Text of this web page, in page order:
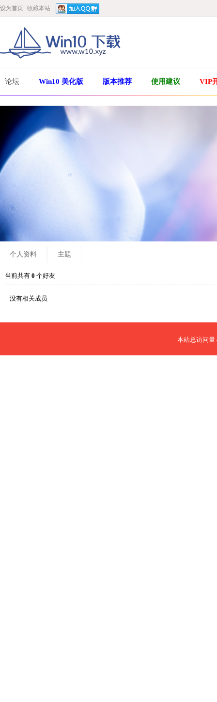
设为首页 收藏本站
论坛 Win10 美化版 版本推荐 使用建议 VIP
个人资料 主题
当前共有 0 个好友
没有相关成员
本站总访问量